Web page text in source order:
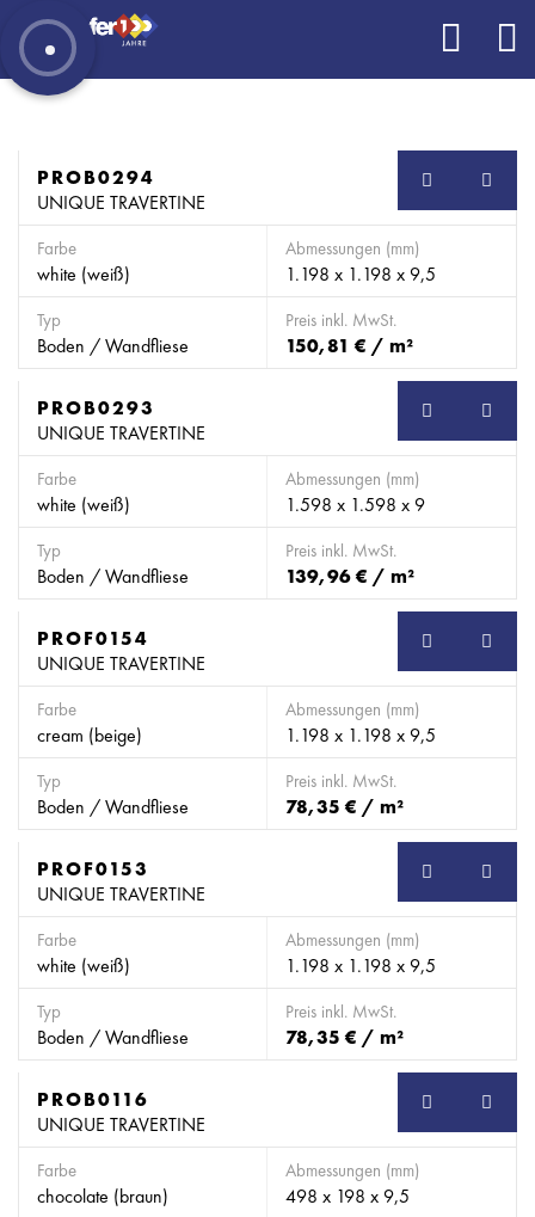
SB
PROB0294
UNIQUE TRAVERTINE
Farbe
white (weiß)
Abmessungen (mm)
1.198 x 1.198 x 9,5
Typ
Boden / Wandfliese
Preis inkl. MwSt.
150,81 € / m²
SB
PROB0293
UNIQUE TRAVERTINE
Farbe
white (weiß)
Abmessungen (mm)
1.598 x 1.598 x 9
Typ
Boden / Wandfliese
Preis inkl. MwSt.
139,96 € / m²
SB
PROF0154
UNIQUE TRAVERTINE
Farbe
cream (beige)
Abmessungen (mm)
1.198 x 1.198 x 9,5
Typ
Boden / Wandfliese
Preis inkl. MwSt.
78,35 € / m²
SB
PROF0153
UNIQUE TRAVERTINE
Farbe
white (weiß)
Abmessungen (mm)
1.198 x 1.198 x 9,5
Typ
Boden / Wandfliese
Preis inkl. MwSt.
78,35 € / m²
SB
PROB0116
UNIQUE TRAVERTINE
Farbe
chocolate (braun)
Abmessungen (mm)
498 x 198 x 9,5